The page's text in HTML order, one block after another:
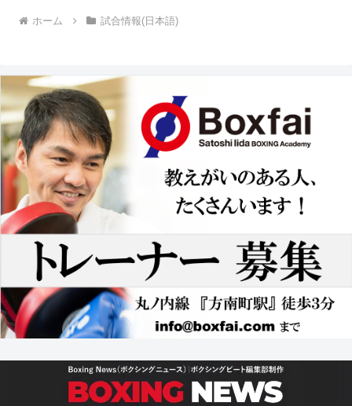
ホーム 試合情報(日本語)